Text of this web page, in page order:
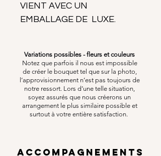
VIENT AVEC UN
EMBALLAGE DE LUXE.
Variations possibles - fleurs et couleurs
Notez que parfois il nous est impossible
de créer le bouquet tel que sur la photo,
l’approvisionnement n’est pas toujours de
notre ressort. Lors d’une telle situation,
soyez assurés que nous créerons un
arrangement le plus similaire possible et
surtout à votre entière satisfaction.
ACCOMPAGNEMENTS